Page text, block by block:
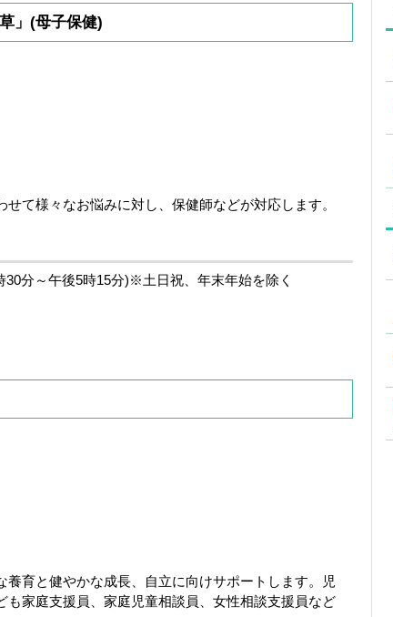
」(母子保健)
て様々なお悩みに対し、保健師などが対応します。
分～午後5時15分)※土日祝、年末年始を除く
育と健やかな成長、自立に向けサポートします。児
家庭支援員、家庭児童相談員、女性相談支援員など